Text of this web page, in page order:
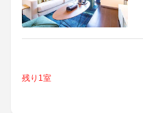
残り1室